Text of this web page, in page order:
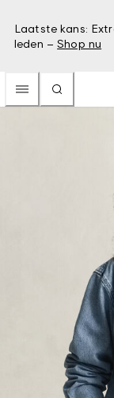
Laatste kans:
leden – Shop nu